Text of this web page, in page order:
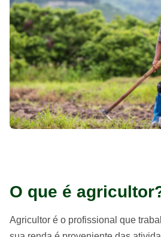
O que é
Agricultor é o profissional que